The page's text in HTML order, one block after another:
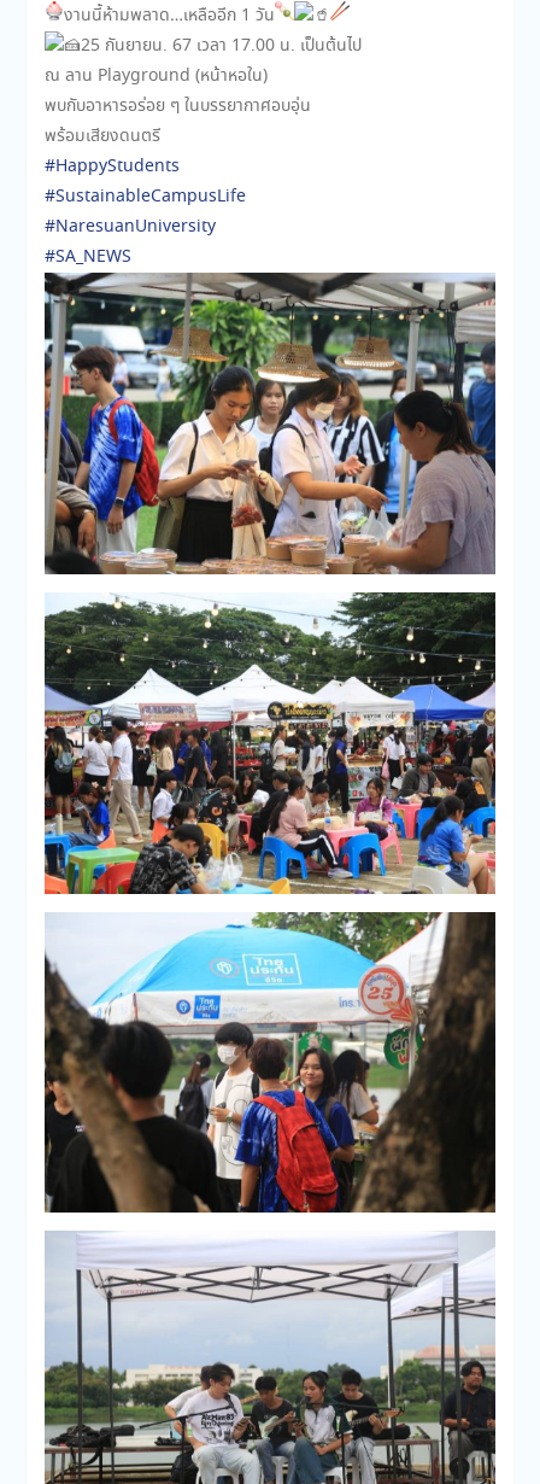
งานนี้ห้ามพลาด…เหลืออีก 1 วัน
25 กันยายน. 67 เวลา 17.00 น. เป็นต้นไป
ณ ลาน Playground (หน้าหอใน)
พบกับอาหารอร่อย ๆ ในบรรยากาศอบอุ่น
พร้อมเสียงดนตรี
#HappyStudents
#SustainableCampusLife
#NaresuanUniversity
#SA_NEWS